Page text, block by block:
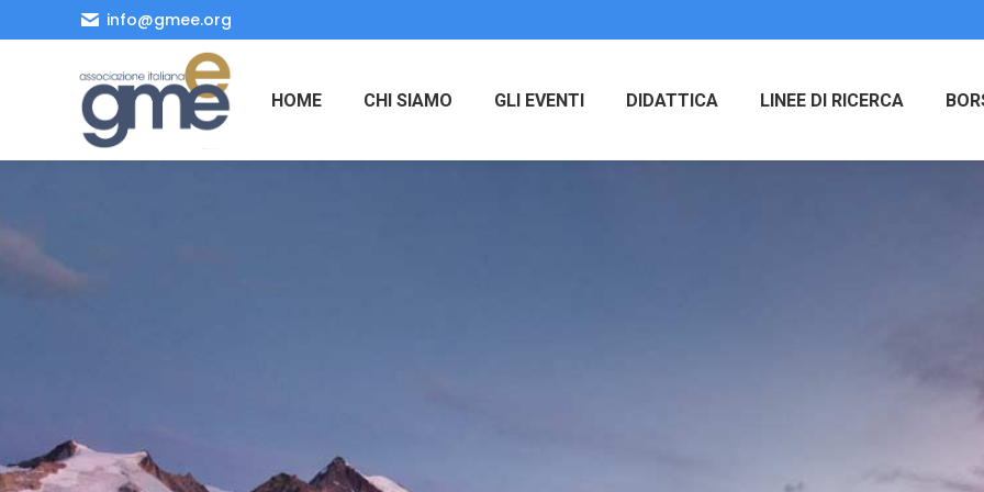
info@gmee.org
HOME CHI SIAMO GLI EVENTI DIDATTICA LINEE DI RICERCA